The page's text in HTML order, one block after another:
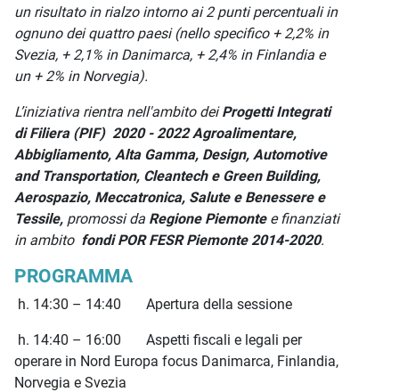
un risultato in rialzo intorno ai 2 punti percentuali in
ognuno dei quattro paesi (nello specifico + 2,2% in
Svezia, + 2,1% in Danimarca, + 2,4% in Finlandia e
un + 2% in Norvegia).
L’iniziativa rientra nell'ambito deiProgetti Integrati
di Filiera (PIF) 2020 - 2022 Agroalimentare,
Abbigliamento, Alta Gamma, Design, Automotive
and Transportation, Cleantech e Green Building,
Aerospazio, Meccatronica, Salute e Benessere e
Tessile, promossi da Regione Piemontee finanziati
in ambitofondi POR FESR Piemonte 2014-2020.
PROGRAMMA
h. 14:30 – 14:40 Apertura della sessione
h. 14:40 – 16:00 Aspetti fiscali e legali per
operare in Nord Europa focus Danimarca, Finlandia,
Norvegia e Svezia